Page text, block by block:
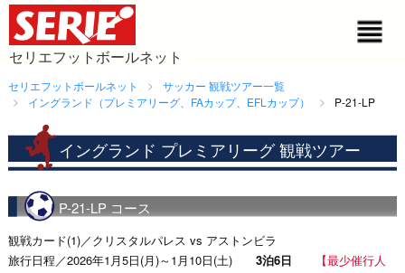
セリエフットボールネット
セリエフットボールネット
サッカー 観戦ツアー一覧
イングランド（プレミアリーグ、FAカップ、EFLカップ）
P-21-LP
イングランド プレミアリーグ 観戦ツアー
P-21-LP コース
観戦カード(1)／クリスタルパレス vs アストンビラ
旅行日程／2026年1月5日(月)～1月10日(土) 3泊6日
【最少催行人